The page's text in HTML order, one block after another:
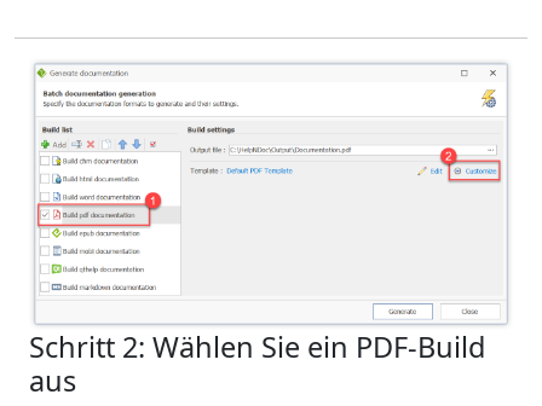
Schritt 2: Wählen Sie ein PDF-Build
aus